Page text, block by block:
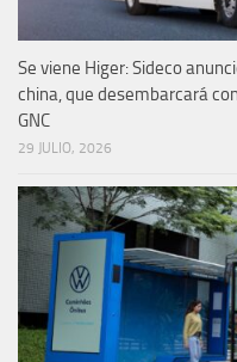
Se viene Higer: Sideco
china, que desembarcará
GNC
29 JULIO, 2026